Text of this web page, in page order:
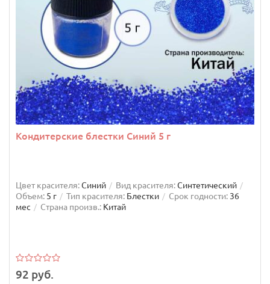
Кондитерские блестки Синий 5 г
Цвет красителя:Синий Вид красителя:Синтетический
Объем: 5 г Тип красителя: Блестки Срок годности: 36
мес
Страна произв.: Китай
92 руб.